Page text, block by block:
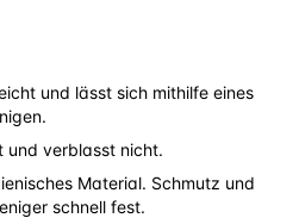
und lässt sich mithilfe eines
und verblasst nicht.
Material. Schmutz und
schnell fest.